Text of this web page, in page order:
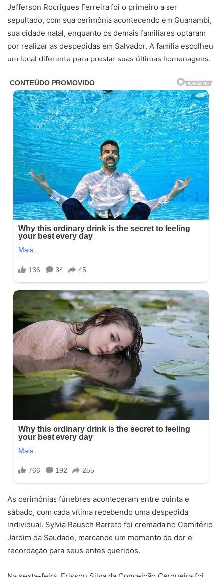
Jefferson Rodrigues Ferreira foi o primeiro a ser
sepultado, com sua cerimônia acontecendo em Guanambi,
sua cidade natal, enquanto os demais familiares optaram
por realizar as despedidas em Salvador. A família escolheu
um local diferente para prestar suas últimas homenagens.
As cerimônias fúnebres aconteceram entre quinta e
sábado, com cada vítima recebendo uma despedida
individual. Sylvia Rausch Barreto foi cremada no Cemitério
Jardim da Saudade, marcando um momento de dor e
recordação para seus entes queridos.